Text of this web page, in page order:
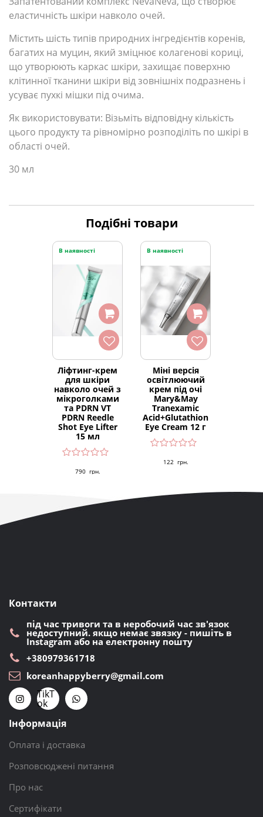
еластичність шкіри навколо очей.
Містить шість типів природних інгредієнтів коренів,
багатих на муцин, який зміцнює колагенові кориці,
що утворюють каркас шкіри, захищає поверхню
клітинної тканини шкіри від зовнішніх подразнень і
усуває пухкі мішки під очима.
Як використовувати: Візьміть відповідну кількість
цього продукту та рівномірно розподіліть по шкірі в
області очей.
30 мл
Подібні товари
В наявності
Ліфтинг-крем
для шкіри
навколо очей з
мікроголками
та PDRN VT
PDRN Reedle
Shot Eye Lifter
15 мл
790 грн.
В наявності
Міні версія
освітлюючий
крем під очі
Mary&May
Tranexamic
Acid+Glutathion
Eye Cream 12 г
122 грн.
Контакти
під час тривоги та в неробочий час зв'язок
недоступний. якщо немає звязку - пишіть в
Instagram або на електронну пошту
+380979361718
koreanhappyberry@gmail.com
TikT
ok
Інформація
Оплата і доставка
Розповсюджені питання
Про нас
Сертифікати